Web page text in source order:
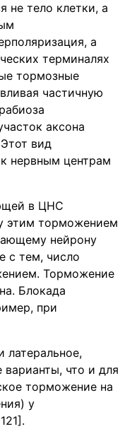
не тело клетки, а
а
терминалях
тормозные
частичную
аксона
вид
нервным центрам
в ЦНС
этим торможением
нейрону
с тем, число
Торможение
Блокада
при
латеральное,
что и для
торможение на
у